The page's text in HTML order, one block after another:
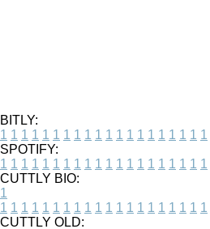
BITLY:
1 1 1 1 1 1 1 1 1 1 1 1 1 1 1 1 1 1 1 1
SPOTIFY:
1 1 1 1 1 1 1 1 1 1 1 1 1 1 1 1 1 1 1 1
CUTTLY BIO:
1
1 1 1 1 1 1 1 1 1 1 1 1 1 1 1 1 1 1 1 1
CUTTLY OLD: